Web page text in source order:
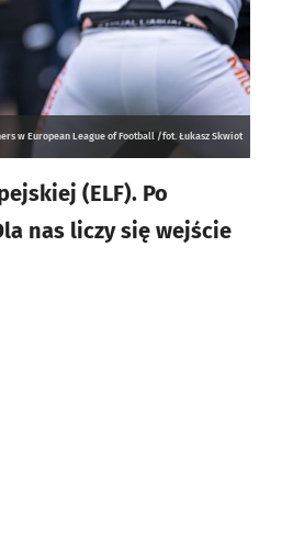
w European League of Football /fot. Łukasz Skwiot
(ELF). Po
nas liczy się wejście